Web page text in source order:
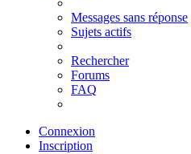
Messages sans réponse
Sujets actifs
Rechercher
Forums
FAQ
Connexion
Inscription